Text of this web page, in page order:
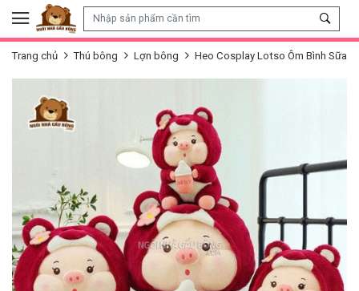
Skip to content
Trang chủ Thú bông Lợn bông Heo Cosplay Lotso Ôm Bình Sữa